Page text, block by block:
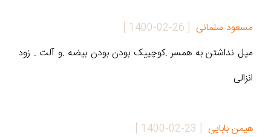
مسعود سلمانی [
1400-02-26
]
میل نداشتن به همسر .کوچییک بودن بودن بیضه .و آلت . زود
انزالی
هیمن بابایی [
1400-02-23
]